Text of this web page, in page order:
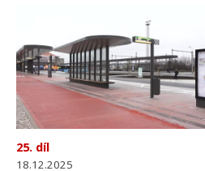
25. díl
18.12.2025